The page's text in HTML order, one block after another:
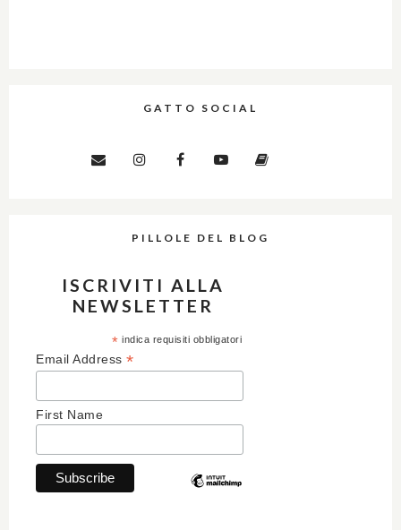
GATTO SOCIAL
PILLOLE DEL BLOG
ISCRIVITI ALLA
NEWSLETTER
* indica requisiti obbligatori
Email Address *
First Name